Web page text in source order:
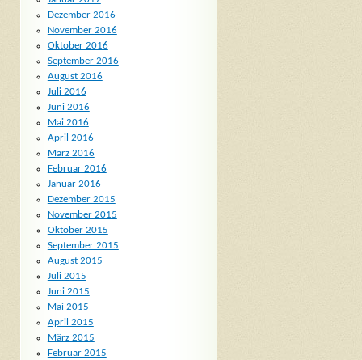
Dezember 2016
November 2016
Oktober 2016
September 2016
August 2016
Juli 2016
Juni 2016
Mai 2016
April 2016
März 2016
Februar 2016
Januar 2016
Dezember 2015
November 2015
Oktober 2015
September 2015
August 2015
Juli 2015
Juni 2015
Mai 2015
April 2015
März 2015
Februar 2015